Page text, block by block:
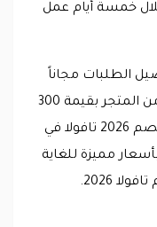
خمسة أيام عمل
الطلبات مجاناً
عند طلب أدوات مطبخ ولوازم البيت من المتجر بقيمة 300
ريال، وبإمكان العملاء استخدام كود خصم 2026 تافولا في
مميزة للغاية
2026.